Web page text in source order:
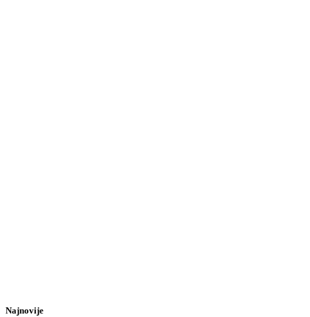
Najnovije